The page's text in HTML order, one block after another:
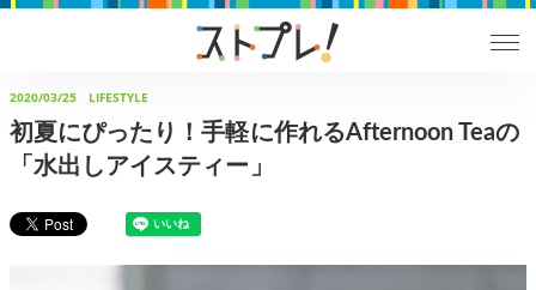
2020/03/25 LIFESTYLE
初夏にぴったり！手軽に作れるAfternoon Teaの
「水出しアイスティー」